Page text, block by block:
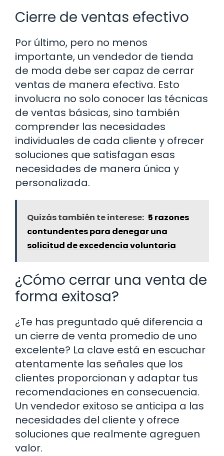
Cierre de ventas efectivo
Por último, pero no menos
importante, un vendedor de tienda
de moda debe ser capaz de cerrar
ventas de manera efectiva. Esto
involucra no solo conocer las técnicas
de ventas básicas, sino también
comprender las necesidades
individuales de cada cliente y ofrecer
soluciones que satisfagan esas
necesidades de manera única y
personalizada.
Quizás también te interese: 5 razones
contundentes para denegar una
solicitud de excedencia voluntaria
¿Cómo cerrar una venta de
forma exitosa?
¿Te has preguntado qué diferencia a
un cierre de venta promedio de uno
excelente? La clave está en escuchar
atentamente las señales que los
clientes proporcionan y adaptar tus
recomendaciones en consecuencia.
Un vendedor exitoso se anticipa a las
necesidades del cliente y ofrece
soluciones que realmente agreguen
valor.